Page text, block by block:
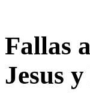
Fallas
Jesus